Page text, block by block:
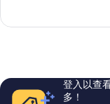
有
則
評
登入以查
多！